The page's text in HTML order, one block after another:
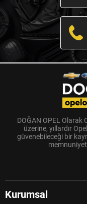
DOĞAN OPEL Olarak
üzerine, yıllardır
güvenebileceği bir
Kurumsal